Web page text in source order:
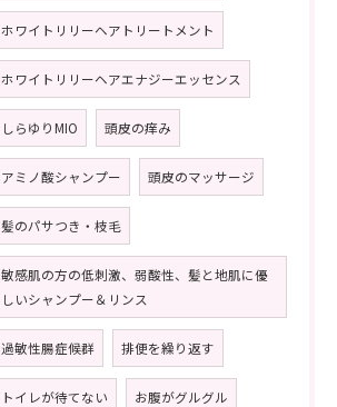
ホワイトリリーヘアトリートメント
ホワイトリリーヘアエナジーエッセンス
しらゆりMIO 頭皮の痒み
アミノ酸シャンプー 頭皮のマッサージ
髪のパサつき・枝毛
敏感肌の方の低刺激、弱酸性、髪と地肌に優
しいシャンプー＆リンス
過敏性腸症候群 排便を繰り返す
トイレが待てない お腹がグルグル